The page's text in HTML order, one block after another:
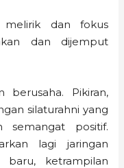
melirik dan fokus
dan dijemput
berusaha. Pikiran,
silaturahni yang
semangat positif.
lagi jaringan
baru, ketrampilan